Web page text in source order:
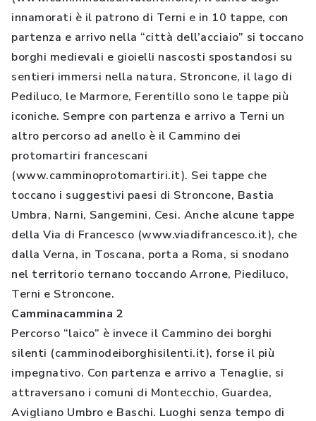
innamorati è il patrono di Terni e in 10 tappe, con
partenza e arrivo nella “città dell’acciaio” si toccano
borghi medievali e gioielli nascosti spostandosi su
sentieri immersi nella natura. Stroncone, il lago di
Pediluco, le Marmore, Ferentillo sono le tappe più
iconiche. Sempre con partenza e arrivo a Terni un
altro percorso ad anello è il Cammino dei
protomartiri francescani
(www.camminoprotomartiri.it). Sei tappe che
toccano i suggestivi paesi di Stroncone, Bastia
Umbra, Narni, Sangemini, Cesi. Anche alcune tappe
della Via di Francesco (www.viadifrancesco.it), che
dalla Verna, in Toscana, porta a Roma, si snodano
nel territorio ternano toccando Arrone, Piediluco,
Terni e Stroncone.
Camminacammina 2
Percorso “laico” è invece il Cammino dei borghi
silenti (camminodeiborghisilenti.it), forse il più
impegnativo. Con partenza e arrivo a Tenaglie, si
attraversano i comuni di Montecchio, Guardea,
Avigliano Umbro e Baschi. Luoghi senza tempo di